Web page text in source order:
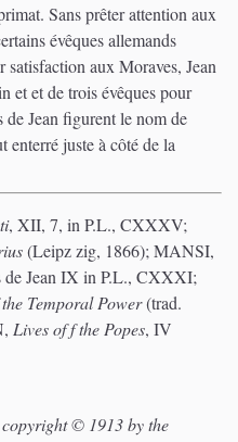
Sans prêter attention aux
évêques allemands
satisfaction aux Moraves, Jean
et et de trois évêques pour
Jean figurent le nom de
juste à côté de la
, XII, 7, in P.L., CXXXV;
(Leipz zig, 1866); MANSI,
Jean IX in P.L., CXXXI;
Temporal Power(trad.
Lives of f the Popes, IV
© 1913 by the